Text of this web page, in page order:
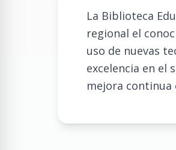
La Biblioteca
regional el
uso de nuevas
excelencia en el
mejora continua